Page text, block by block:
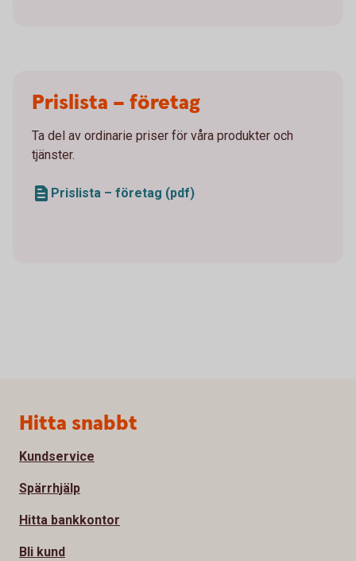
Prislista – företag
Ta del av ordinarie priser för våra produkter och
tjänster.
Prislista – företag (pdf)
Sidfot
Hitta snabbt
Kundservice
Spärrhjälp
Hitta bankkontor
Bli kund